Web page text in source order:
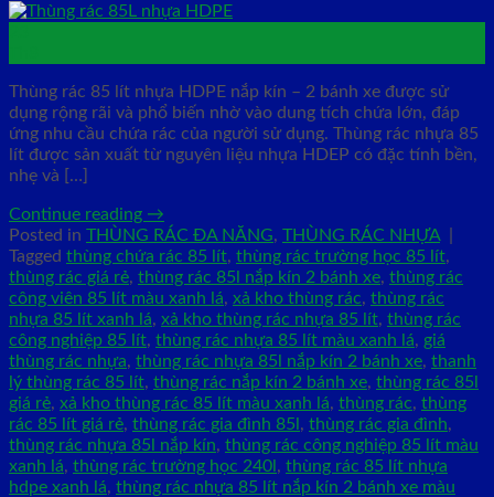
Thùng rác 85 lít nhựa HDPE nắp kín – 2 bánh xe được sử
dụng rộng rãi và phổ biến nhờ vào dung tích chứa lớn, đáp
ứng nhu cầu chứa rác của người sử dụng. Thùng rác nhựa 85
lít được sản xuất từ nguyên liệu nhựa HDEP có đặc tính bền,
nhẹ và […]
Continue reading →
Posted in THÙNG RÁC ĐA NĂNG, THÙNG RÁC NHỰA
Tagged thùng chứa rác 85 lít, thùng rác trường học 85 lít,
thùng rác giá rẻ, thùng rác 85l nắp kín 2 bánh xe, thùng rác
công viên 85 lít màu xanh lá, xả kho thùng rác, thùng rác
nhựa 85 lít xanh lá, xả kho thùng rác nhựa 85 lít, thùng rác
công nghiệp 85 lít, thùng rác nhựa 85 lít màu xanh lá, giá
thùng rác nhựa, thùng rác nhựa 85l nắp kín 2 bánh xe, thanh
lý thùng rác 85 lít, thùng rác nắp kín 2 bánh xe, thùng rác 85l
giá rẻ, xả kho thùng rác 85 lít màu xanh lá, thùng rác, thùng
rác 85 lít giá rẻ, thùng rác gia đình 85l , thùng rác gia đình,
thùng rác nhựa 85l nắp kín, thùng rác công nghiệp 85 lít màu
xanh lá, thùng rác trường học 240l , thùng rác 85 lít nhựa
hdpe xanh lá, thùng rác nhựa 85 lít nắp kín 2 bánh xe màu